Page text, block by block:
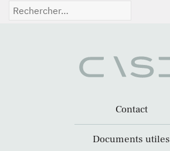
Rechercher :
Contact
Documents utiles